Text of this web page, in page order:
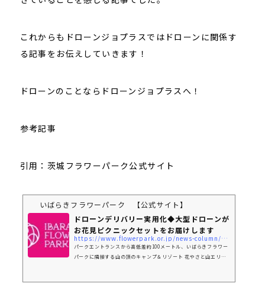
これからもドローンジョプラスではドローンに関係す
る記事をお伝えしていきます！
ドローンのことならドローンジョプラスへ！
参考記事
引用：茨城フラワーパーク公式サイト
いばらきフラワーパーク 【公式サイト】
ドローンデリバリー実用化◆大型ドローンが
お花見ピクニックセットをお届けします
https://www.flowerpark.or.jp/news-column/ドローンデリバリー実用化◆大型ドローンがお花/
パークエントランスから高低差約100メートル、いばらきフラワー
パークに隣接する山の頂のキャンプ＆リゾート 花やさと山エリア